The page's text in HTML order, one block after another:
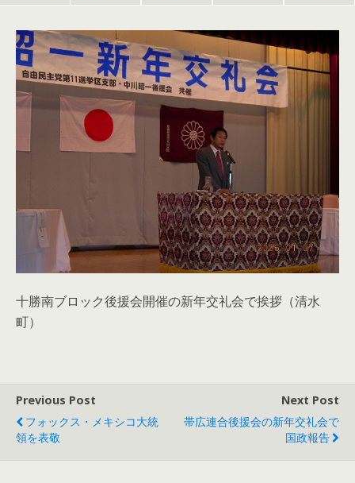
十勝南ブロック後援会開催の新年交礼会で挨拶（清水
町）
Previous Post
フォックス・メキシコ大統
領を表敬
Next Post
帯広連合後援会の新年交礼会で
国政報告